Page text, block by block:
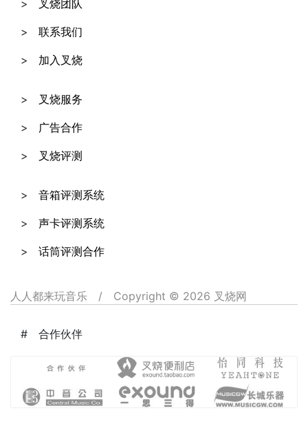
叉烧团队
联系我们
加入叉烧
叉烧服务
广告合作
叉烧评测
音箱评测系统
声卡评测系统
话筒评测合作
人人都来玩音乐 / Copyright © 2026 叉烧网
合作伙伴